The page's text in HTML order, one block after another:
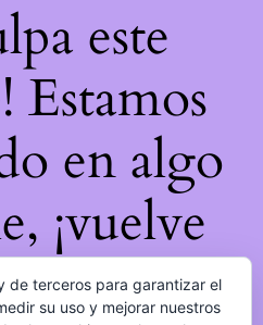
este
Estamos
en algo
¡vuelve
de terceros para garantizar el
su uso y mejorar nuestros